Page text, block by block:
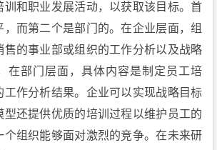
训和职业发展活动，以获取该目标。首
，而第二个是部门的。在企业层面，组
售的事业部或组织的工作分析以及战略
在部门层面，具体内容是制定员工培
工作分析结果。企业可以实现战略目标
型还提供优质的培训过程以维护员工的
个组织能够面对激烈的竞争。在未来研